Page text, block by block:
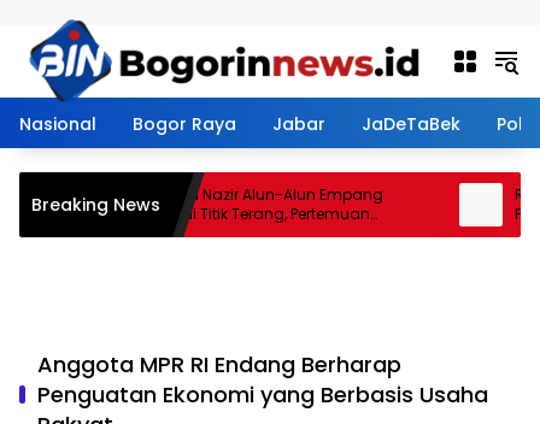
Nasional Bogor Raya Jabar JaDeTaBek
Breaking NewsSengketa Nazir Alun-Alun Empang
Menemui Titik Terang, Pertemuan
Hasilkan 4 Poin Kesepakatan
PWI
PWI
Anggota MPR RI Endang Berharap
Penguatan Ekonomi yang Berbasis Usaha